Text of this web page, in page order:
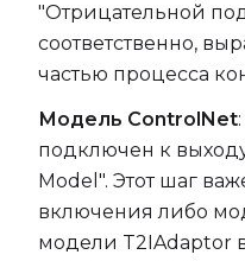
"Отрицательной
соответственно,
частью процесса
Модель ControlNet
подключен к
Model". Этот шаг
включения либо
модели T2IAdaptor